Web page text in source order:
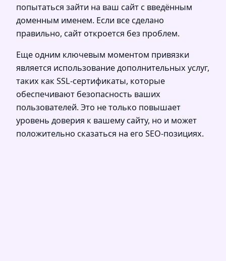
попытаться зайти на ваш сайт с введённым
доменным именем. Если все сделано
правильно, сайт откроется без проблем.
Еще одним ключевым моментом привязки
является использование дополнительных услуг,
таких как SSL-сертификаты, которые
обеспечивают безопасность ваших
пользователей. Это не только повышает
уровень доверия к вашему сайту, но и может
положительно сказаться на его SEO-позициях.